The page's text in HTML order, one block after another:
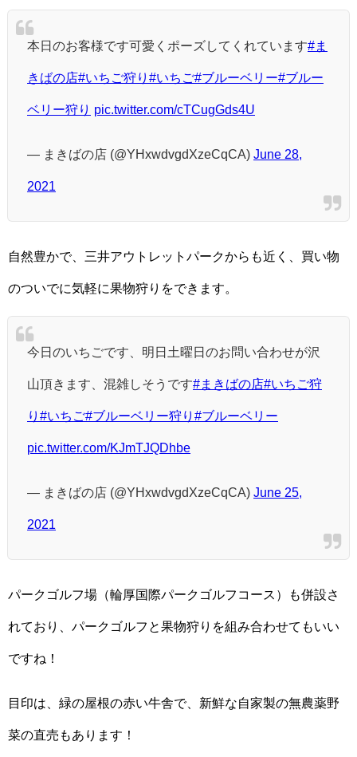
本日のお客様です可愛くポーズしてくれています#ま
きばの店#いちご狩り #いちご#ブルーベリー#ブルー
ベリー狩り pic.twitter.com/cTCugGds4U
— まきばの店 (@YHxwdvgdXzeCqCA) June 28,
2021
自然豊かで、三井アウトレットパークからも近く、買い物
のついでに気軽に果物狩りをできます。
今日のいちごです、明日土曜日のお問い合わせが沢
山頂きます、混雑しそうです#まきばの店#いちご狩
り #いちご#ブルーベリー狩り #ブルーベリー
pic.twitter.com/KJmTJQDhbe
— まきばの店 (@YHxwdvgdXzeCqCA) June 25,
2021
パークゴルフ場（輪厚国際パークゴルフコース）も併設さ
れており、パークゴルフと果物狩りを組み合わせてもいい
ですね！
目印は、緑の屋根の赤い牛舎で、新鮮な自家製の無農薬野
菜の直売もあります！